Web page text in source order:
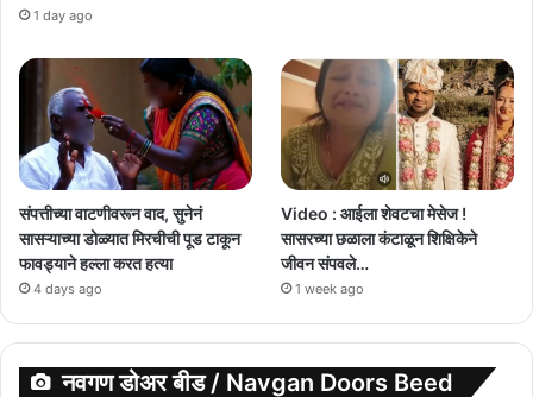
1 day ago
संपत्तीच्या वाटणीवरून वाद, सुनेनं
सासऱ्याच्या डोळ्यात मिरचीची पूड टाकून
फावड्याने हल्ला करत हत्या
4 days ago
Video : आईला शेवटचा मेसेज !
सासरच्या छळाला कंटाळून शिक्षिकेने
जीवन संपवले…
1 week ago
नवगण डोअर बीड / Navgan Doors Beed